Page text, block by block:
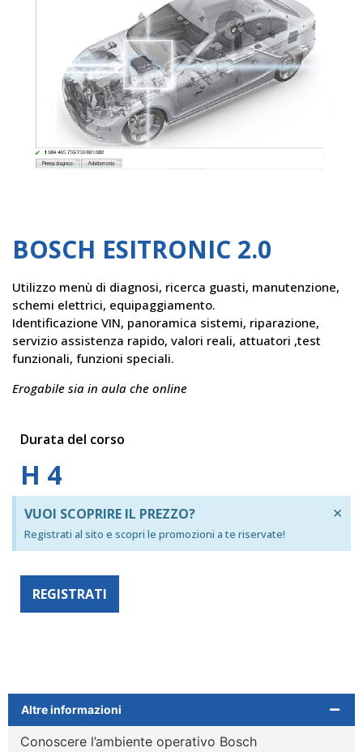
BOSCH ESITRONIC 2.0
Utilizzo menù di diagnosi, ricerca guasti, manutenzione,
schemi elettrici, equipaggiamento.
Identificazione VIN, panoramica sistemi, riparazione,
servizio assistenza rapido, valori reali, attuatori ,test
funzionali, funzioni speciali.
Erogabile sia in aula che online
Durata del corso
H 4
VUOI SCOPRIRE IL PREZZO?
Registrati al sito e scopri le promozioni a te riservate!
×
REGISTRATI
Altre informazioni
Conoscere l’ambiente operativo Bosch